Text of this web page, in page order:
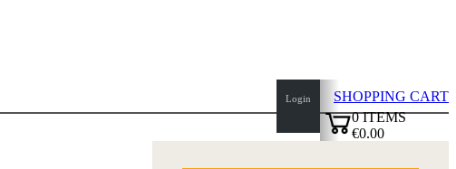
Login
SHOPPING CART
0ITEMS
€0.00
top